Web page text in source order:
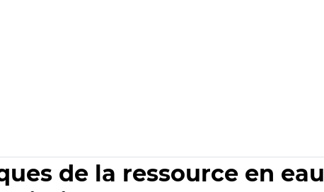
de la ressource en eau